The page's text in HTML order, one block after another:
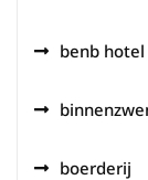
benb hotel
boerderij